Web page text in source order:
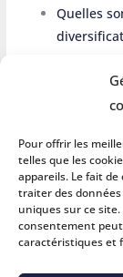
Pour offrir les
telles que les
appareils. Le fait
traiter des
uniques sur ce
consentement
caractéristiques et
Quelles
Haute